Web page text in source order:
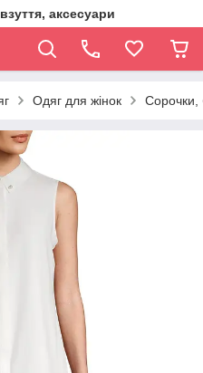
аксесуари
Одяг для жінок Сорочки,